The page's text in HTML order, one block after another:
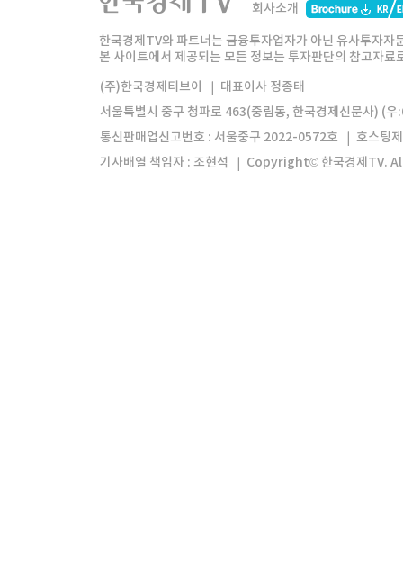
한경미디어그룹 한국경제신문 한국경제
모바일앱 한국경제TV앱
회사소개
한국경제TV와 파트너는 금융투자업자가 아닌 유사투자
본 사이트에서 제공되는 모든 정보는 투자판단의 참고자
(주)한국경제티브이
대표이사 정종태
서울특별시 중구 청파로 463(중림동, 한국경제신문사) (
통신판매업신고번호 : 서울중구 2022-0572호
호스팅
기사배열 책임자 : 조현석
Copyright© 한국경제TV.